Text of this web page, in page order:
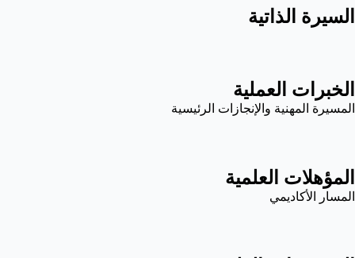
السيرة الذاتية
الخبرات العملية
المسيرة المهنية والإنجازات الرئيسية
المؤهلات العلمية
المسار الأكاديمي